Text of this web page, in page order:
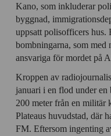
Kano, som inkluderar
byggnad,
uppsatt polisofficers hus.
bombningarna, som med
ansvariga för mordet på
Kroppen av
januari i en flod under en
200 meter från en militär
Plateaus huvudstad, där
FM. Eftersom ingenting